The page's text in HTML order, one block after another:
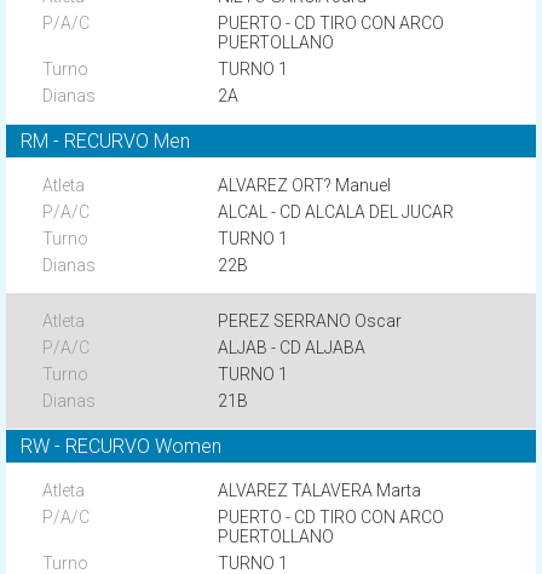
PUERTO - CD TIRO CON ARCO
PUERTOLLANO
TURNO 1
2A
RM - RECURVO Men
ALVAREZ ORT? Manuel
ALCAL - CD ALCALA DEL JUCAR
TURNO 1
22B
PEREZ SERRANO Oscar
ALJAB - CD ALJABA
TURNO 1
21B
RW - RECURVO Women
ALVAREZ TALAVERA Marta
PUERTO - CD TIRO CON ARCO
PUERTOLLANO
TURNO 1